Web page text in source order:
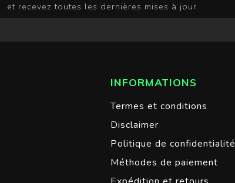
et recevez toutes les dernières mises à jour
INFORMATIONS
Termes et conditions
Disclaimer
Politique de confidentialité
Méthodes de paiement